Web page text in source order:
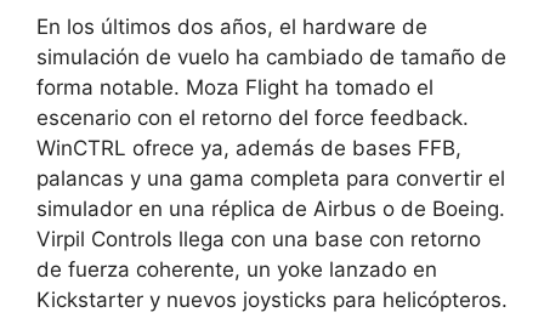
En los últimos dos años, el hardware de
simulación de vuelo ha cambiado de tamaño de
forma notable. Moza Flight ha tomado el
escenario con el retorno del force feedback.
WinCTRL ofrece ya, además de bases FFB,
palancas y una gama completa para convertir el
simulador en una réplica de Airbus o de Boeing.
Virpil Controls llega con una base con retorno
de fuerza coherente, un yoke lanzado en
Kickstarter y nuevos joysticks para helicópteros.